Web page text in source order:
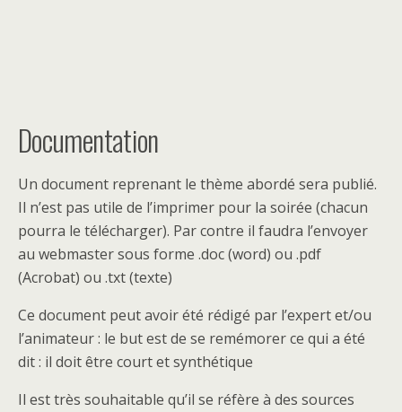
Documentation
Un document reprenant le thème abordé sera publié.
Il n’est pas utile de l’imprimer pour la soirée (chacun
pourra le télécharger). Par contre il faudra l’envoyer
au webmaster sous forme .doc (word) ou .pdf
(Acrobat) ou .txt (texte)
Ce document peut avoir été rédigé par l’expert et/ou
l’animateur : le but est de se remémorer ce qui a été
dit : il doit être court et synthétique
Il est très souhaitable qu’il se réfère à des sources